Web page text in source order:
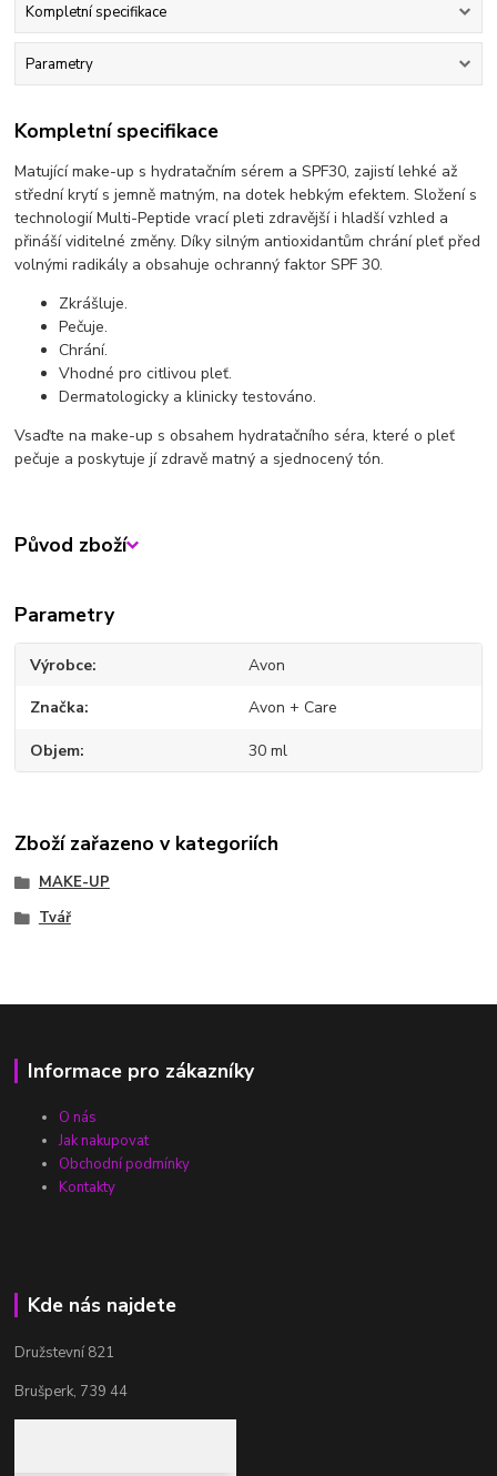
Kompletní specifikace
Parametry
Kompletní specifikace
Matující make-up s hydratačním sérem a SPF30, zajistí lehké až
střední krytí s jemně matným, na dotek hebkým efektem. Složení s
technologií Multi-Peptide vrací pleti zdravější i hladší vzhled a
přináší viditelné změny. Díky silným antioxidantům chrání pleť před
volnými radikály a obsahuje ochranný faktor SPF 30.​
Zkrášluje.
Pečuje.
Chrání.
Vhodné pro citlivou pleť.
Dermatologicky a klinicky testováno.
Vsaďte na make-up s obsahem hydratačního séra, které o pleť
pečuje a poskytuje jí zdravě matný a sjednocený tón.
Původ zboží
Parametry
Výrobce Avon
Značka Avon + Care
Objem 30 ml
Zboží zařazeno v kategoriích
MAKE-UP
Tvář
Informace pro zákazníky
O nás
Jak nakupovat
Obchodní podmínky
Kontakty
Kde nás najdete
Družstevní 821
Brušperk, 739 44